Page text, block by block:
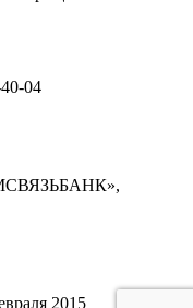
04
2015